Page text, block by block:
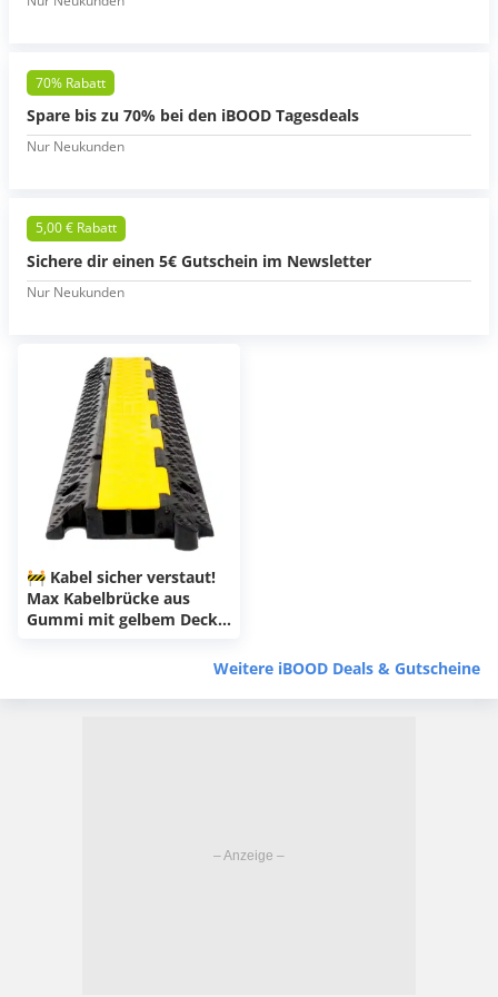
70% Rabatt
Spare bis zu 70% bei den iBOOD Tagesdeals
Nur Neukunden
5,00 € Rabatt
Sichere dir einen 5€ Gutschein im Newsletter
Nur Neukunden
🚧 Kabel sicher verstaut!
Max Kabelbrücke aus
Gummi mit gelbem Deckel
Weitere iBOOD Deals & Gutscheine